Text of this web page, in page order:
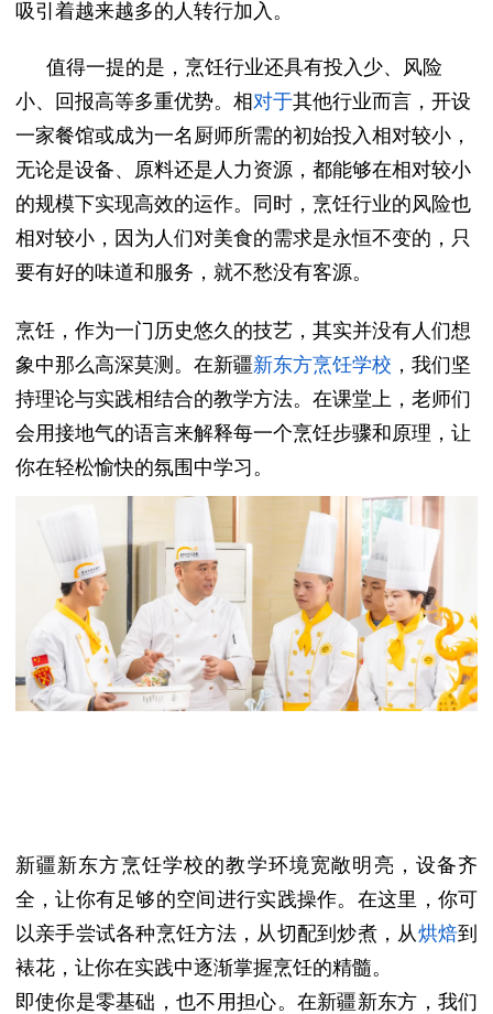
吸引着越来越多的人转行加入。
值得一提的是，烹饪行业还具有投入少、风险
小、回报高等多重优势。 相对于其他行业而言，开设
一家餐馆或成为一名厨师所需的初始投入相对较小，
无论是设备、原料还是人力资源，都能够在相对较小
的规模下实现高效的运作。
同时，烹饪行业的风险也
相对较小，因为人们对美食的需求是永恒不变的，只
要有好的味道和服务，就不愁没有客源。
烹饪，作为一门历史悠久的技艺，其实并没有人们想
象中那么高深莫测。在新疆新东方烹饪学校 ，我们坚
持理论与实践相结合的教学方法。 在课堂上，老师们
会用接地气的语言来解释每一个烹饪步骤和原理，让
你在轻松愉快的氛围中学习。
新疆新东方烹饪学校的教学环境宽敞明亮，设备齐
全，让你有足够的空间进行实践操作。在这里，你可
以亲手尝试各种烹饪方法，从切配到炒煮，从烘焙到
裱花，让你在实践中逐渐掌握烹饪的精髓。
即使你是零基础，也不用担心。 在新疆新东方，我们